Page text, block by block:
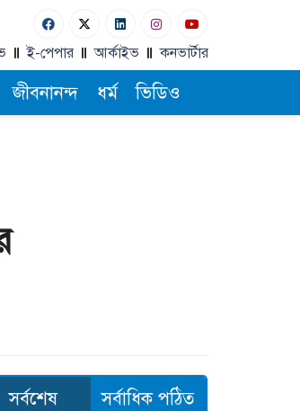
ই-পেপার আর্কাইভ কনভার্টার
জীবনানন্দ ধর্ম ভিডিও
সর্বশেষ সর্বাধিক পঠিত